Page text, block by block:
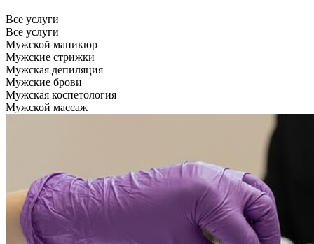
Все услуги
Все услуги
Мужской маникюр
Мужские стрижки
Мужская депиляция
Мужские брови
Мужская коспетология
Мужской массаж